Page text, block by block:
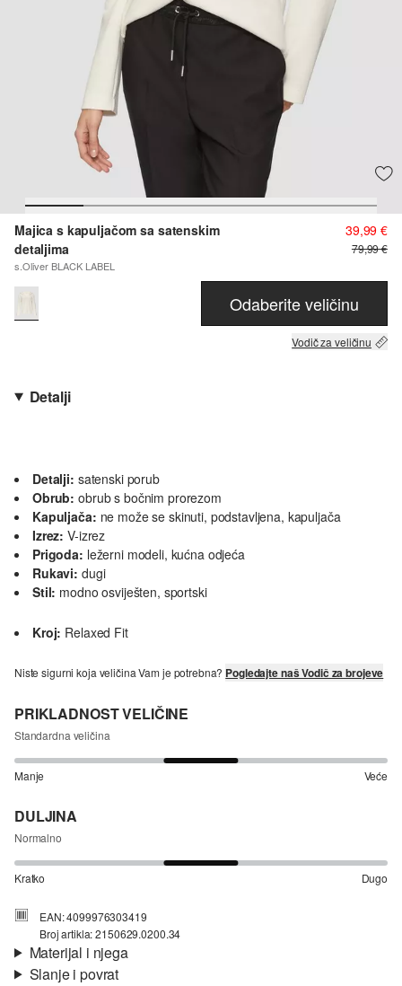
Majica s kapuljačom sa satenskim
detaljima
s.Oliver BLACK LABEL
39,99 €
79,99 €
Odaberite veličinu
Vodič za veličinu
Detalji
Detalji: satenski porub
Obrub: obrub s bočnim prorezom
Kapuljača: ne može se skinuti, podstavljena, kapuljača
Izrez: V-izrez
Prigoda: ležerni modeli, kućna odjeća
Rukavi: dugi
Stil: modno osviješten, sportski
Kroj: Relaxed Fit
Niste sigurni koja veličina Vam je potrebna? Pogledajte naš Vodič za brojeve
PRIKLADNOST VELIČINE
Standardna veličina
Manje Veće
DULJINA
Normalno
Kratko Dugo
EAN: 4099976303419
Broj artikla: 2150629.0200.34
Materijal i njega
Slanje i povrat